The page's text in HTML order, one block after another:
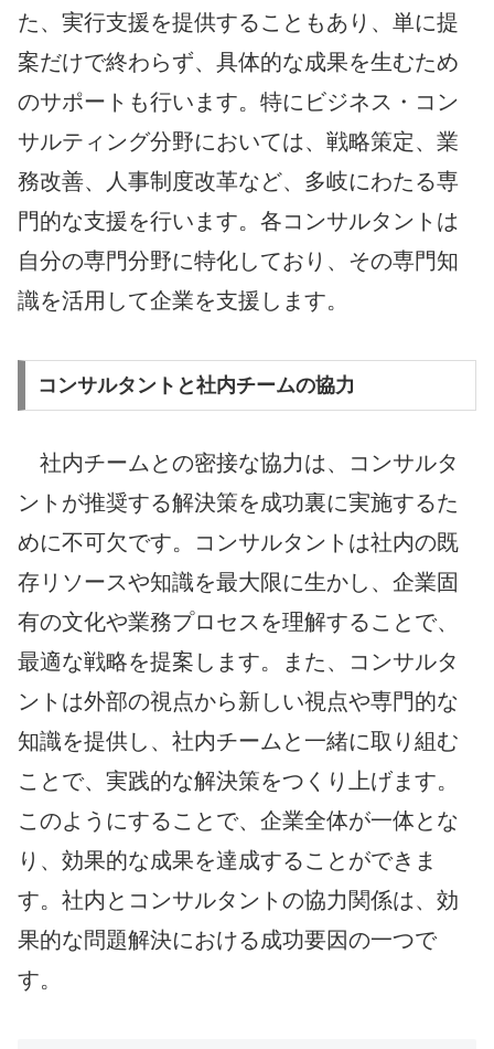
た、実行支援を提供することもあり、単に提
案だけで終わらず、具体的な成果を生むため
のサポートも行います。特にビジネス・コン
サルティング分野においては、戦略策定、業
務改善、人事制度改革など、多岐にわたる専
門的な支援を行います。各コンサルタントは
自分の専門分野に特化しており、その専門知
識を活用して企業を支援します。
コンサルタントと社内チームの協力
社内チームとの密接な協力は、コンサルタ
ントが推奨する解決策を成功裏に実施するた
めに不可欠です。コンサルタントは社内の既
存リソースや知識を最大限に生かし、企業固
有の文化や業務プロセスを理解することで、
最適な戦略を提案します。また、コンサルタ
ントは外部の視点から新しい視点や専門的な
知識を提供し、社内チームと一緒に取り組む
ことで、実践的な解決策をつくり上げます。
このようにすることで、企業全体が一体とな
り、効果的な成果を達成することができま
す。社内とコンサルタントの協力関係は、効
果的な問題解決における成功要因の一つで
す。